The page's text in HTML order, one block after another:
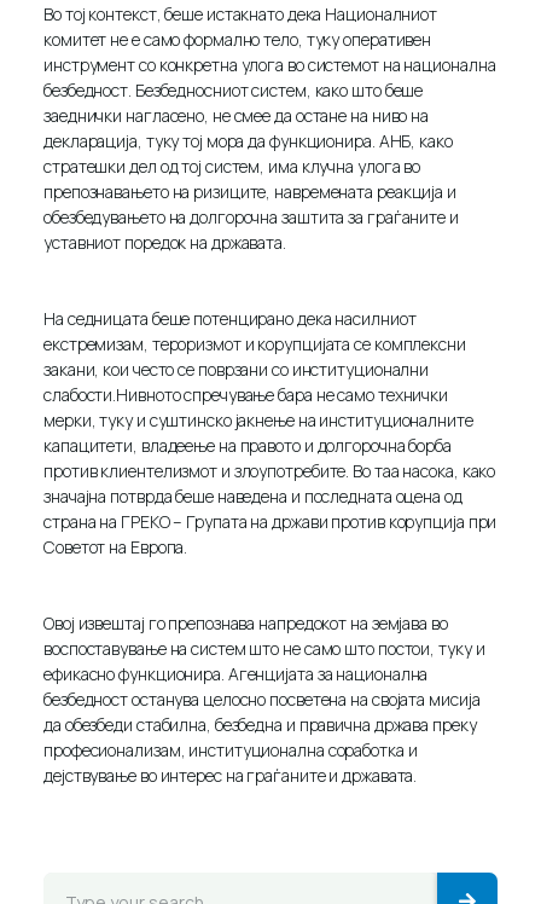
Во тој контекст, беше истакнато дека Националниот
комитет не е само формално тело, туку оперативен
инструмент со конкретна улога во системот на национална
безбедност. Безбедносниот систем, како што беше
заеднички нагласено, не смее да остане на ниво на
декларација, туку тој мора да функционира. АНБ, како
стратешки дел од тој систем, има клучна улога во
препознавањето на ризиците, навремената реакција и
обезбедувањето на долгорочна заштита за граѓаните и
уставниот поредок на државата.
На седницата беше потенцирано дека насилниот
екстремизам, тероризмот и корупцијата се комплексни
закани, кои често се поврзани со институционални
слабости.Нивното спречување бара не само технички
мерки, туку и суштинско јакнење на институционалните
капацитети, владеење на правото и долгорочна борба
против клиентелизмот и злоупотребите. Во таа насока, како
значајна потврда беше наведена и последната оцена од
страна на ГРЕКО – Групата на држави против корупција при
Советот на Европа.
Овој извештај го препознава напредокот на земјава во
воспоставување на систем што не само што постои, туку и
ефикасно функционира. Агенцијата за национална
безбедност останува целосно посветена на својата мисија
да обезбеди стабилна, безбедна и правична држава преку
професионализам, институционална соработка и
дејствување во интерес на граѓаните и државата.